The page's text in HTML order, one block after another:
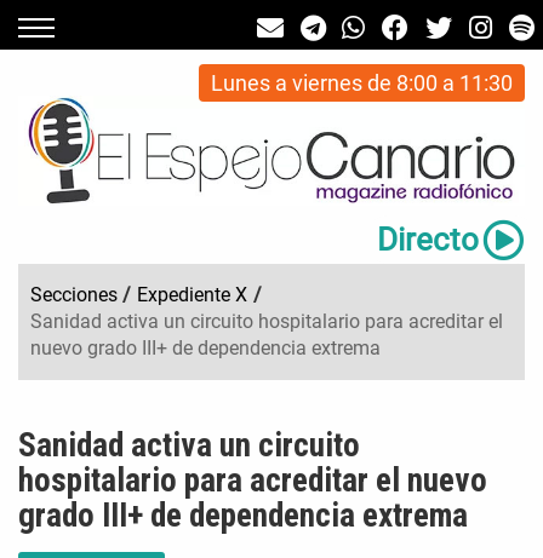
Lunes a viernes de 8:00 a 11:30
Directo
Secciones / Expediente X /
Sanidad activa un circuito hospitalario para acreditar el
nuevo grado III+ de dependencia extrema
Sanidad activa un circuito
hospitalario para acreditar el nuevo
grado III+ de dependencia extrema